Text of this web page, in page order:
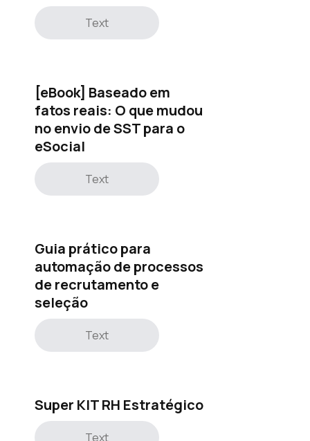
Text
[eBook] Baseado em
fatos reais: O que mudou
no envio de SST para o
eSocial
Text
Guia prático para
automação de processos
de recrutamento e
seleção
Text
Super KIT RH Estratégico
Text